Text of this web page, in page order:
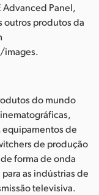
Advanced Panel,
outros produtos da
do mundo
de
de produção
forma de onda
as indústrias de
televisiva.